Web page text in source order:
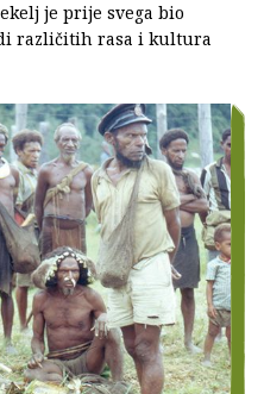
je prije svega bio
različitih rasa i kultura